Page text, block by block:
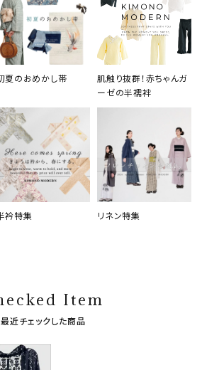
夏のおめかし帯
肌触り抜群！赤ちゃんガ
ーゼの半襦袢
衿特集 リネン特集
Item
最近チェックした商品